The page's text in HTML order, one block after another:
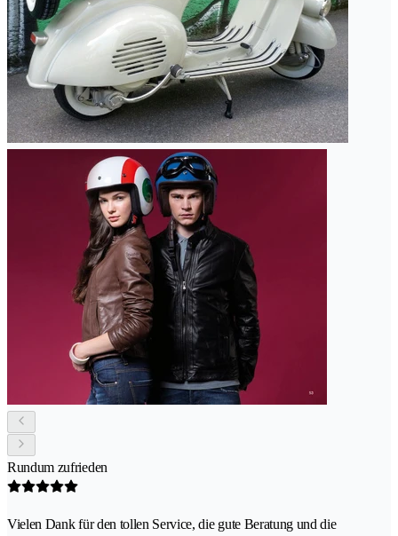
Rundum zufrieden
Vielen Dank für den tollen Service, die gute Beratung und die